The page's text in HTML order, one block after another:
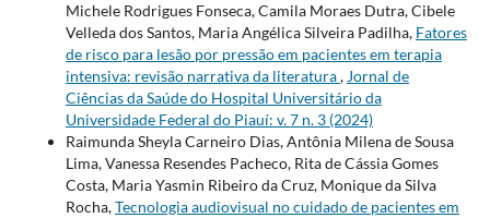
Michele Rodrigues Fonseca, Camila Moraes Dutra, Cibele
Velleda dos Santos, Maria Angélica Silveira Padilha, Fatores
de risco para lesão por pressão em pacientes em terapia
intensiva: revisão narrativa da literatura, Jornal de
Ciências da Saúde do Hospital Universitário da
Universidade Federal do Piauí: v. 7 n. 3 (2024)
Raimunda Sheyla Carneiro Dias, Antônia Milena de Sousa
Lima, Vanessa Resendes Pacheco, Rita de Cássia Gomes
Costa, Maria Yasmin Ribeiro da Cruz, Monique da Silva
Rocha,Tecnologia audiovisual no cuidado de pacientes em